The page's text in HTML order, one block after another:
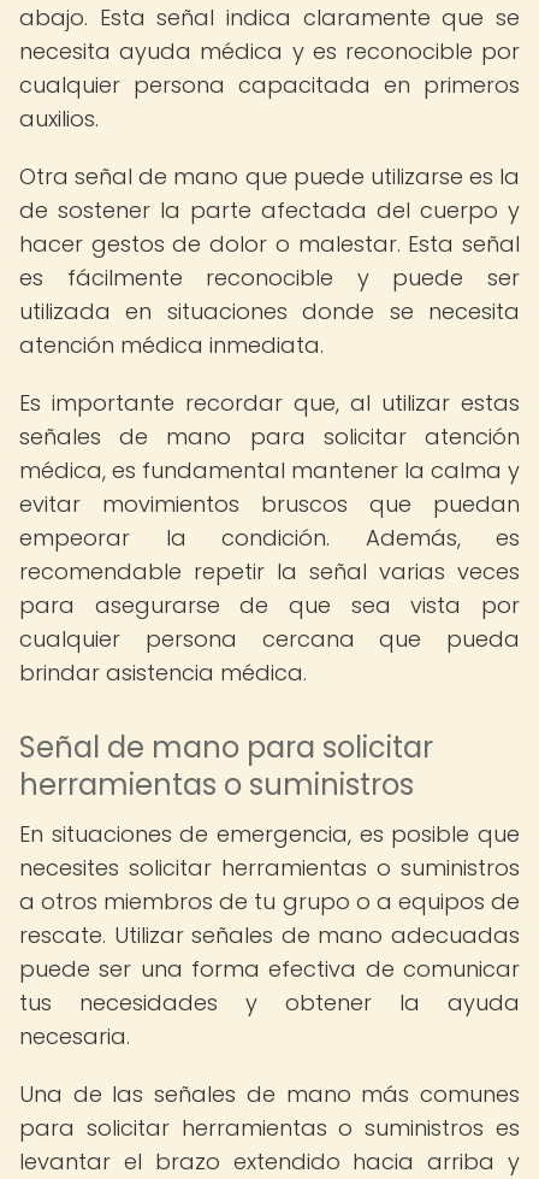
abajo. Esta señal indica claramente que se
necesita ayuda médica y es reconocible por
cualquier persona capacitada en primeros
auxilios.
Otra señal de mano que puede utilizarse es la
de sostener la parte afectada del cuerpo y
hacer gestos de dolor o malestar. Esta señal
es fácilmente reconocible y puede ser
utilizada en situaciones donde se necesita
atención médica inmediata.
Es importante recordar que, al utilizar estas
señales de mano para solicitar atención
médica, es fundamental mantener la calma y
evitar movimientos bruscos que puedan
empeorar la condición. Además, es
recomendable repetir la señal varias veces
para asegurarse de que sea vista por
cualquier persona cercana que pueda
brindar asistencia médica.
Señal de mano para solicitar
herramientas o suministros
En situaciones de emergencia, es posible que
necesites solicitar herramientas o suministros
a otros miembros de tu grupo o a equipos de
rescate. Utilizar señales de mano adecuadas
puede ser una forma efectiva de comunicar
tus necesidades y obtener la ayuda
necesaria.
Una de las señales de mano más comunes
para solicitar herramientas o suministros es
levantar el brazo extendido hacia arriba y